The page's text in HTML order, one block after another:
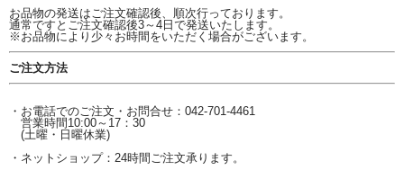
お品物の発送はご注文確認後、順次行っております。
通常ですとご注文確認後3～4日で発送いたします。
※お品物により少々お時間をいただく場合がございます。
ご注文方法
・お電話でのご注文・お問合せ：042-701-4461
営業時間10:00～17：30
(土曜・日曜休業)
・ネットショップ：24時間ご注文承ります。